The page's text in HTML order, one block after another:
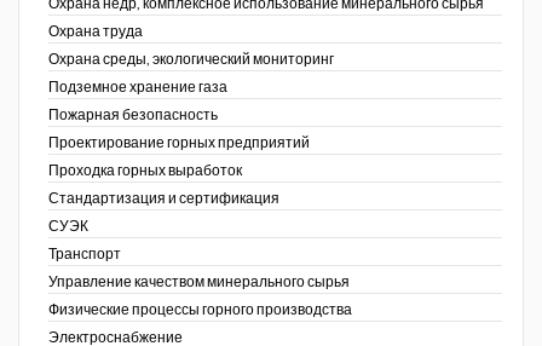
Охрана труда
Охрана среды, экологический мониторинг
Подземное хранение газа
Пожарная безопасность
Проектирование горных предприятий
Проходка горных выработок
Стандартизация и сертификация
СУЭК
Транспорт
Управление качеством минерального сырья
Физические процессы горного производства
Электроснабжение